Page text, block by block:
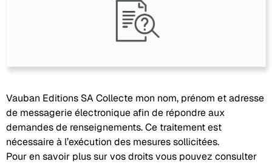
Vauban Editions SA Collecte mon nom, prénom et adresse
de messagerie électronique afin de répondre aux
demandes de renseignements. Ce traitement est
nécessaire à l’exécution des mesures sollicitées.
Pour en savoir plus sur vos droits vous pouvez consulter